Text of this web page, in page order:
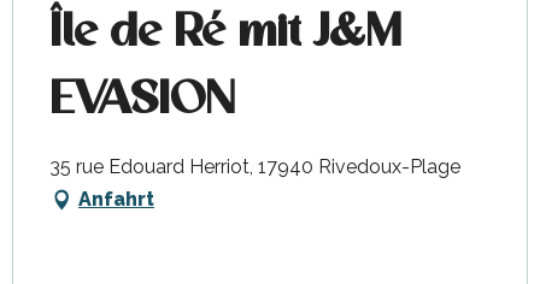
Île de Ré mit J&M
EVASION
35 rue Edouard Herriot, 17940 Rivedoux-Plage
Anfahrt